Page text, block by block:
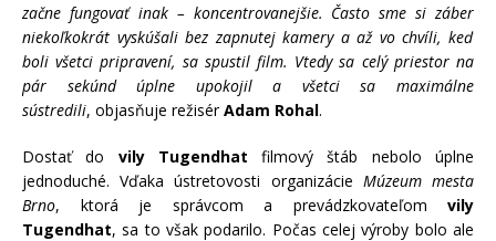
začne fungovať inak – koncentrovanejšie. Často sme si záber
niekoľkokrát vyskúšali bez zapnutej kamery a až vo chvíli, keď
boli všetci pripravení, sa spustil film. Vtedy sa celý priestor na
pár sekúnd úplne upokojil a všetci sa maximálne
sústredili, objasňuje režisérAdam Rohal.
Dostať do vily Tugendhat filmový štáb nebolo úplne
jednoduché. Vďaka ústretovosti organizácie Múzeum mesta
Brno, ktorá je správcom a prevádzkovateľom vily
Tugendhat, sa to však podarilo. Počas celej výroby bolo ale